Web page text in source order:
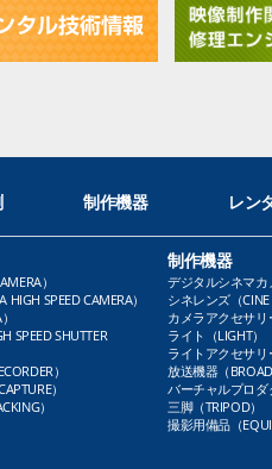
制作機器 レン
）
SPEED CAMERA）
SPEED SHUTTER
）
）
）
制作機器
デジタルシネマカ
シネレンズ（CINE
カメラアクセサリ
ライト（LIGHT）
ライトアクセサリ
放送機器（
バーチャルプロダ
三脚（TRIPOD）
撮影用備品（